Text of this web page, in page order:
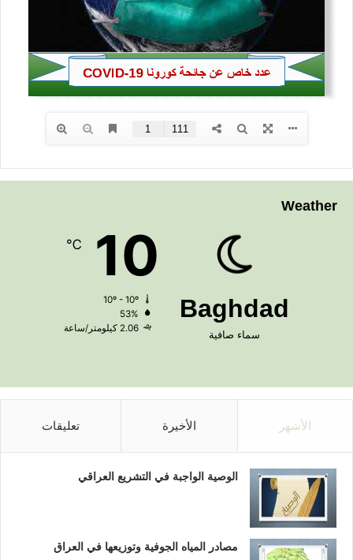
Weather
Baghdad
سماء صافية
10
℃
53%
2.06 كيلومتر/ساعة
الأشهر الأخيرة تعليقات
الوصية الواجبة في التشريع العراقي
مصادر المياه الجوفية وتوزيعها في العراق